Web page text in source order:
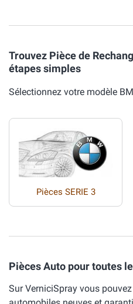
Trouvez Pièce de
étapes simples
Sélectionnez votre modèle
Pièces SERIE 3
Pièces Auto pour toutes
Sur VerniciSpray vous